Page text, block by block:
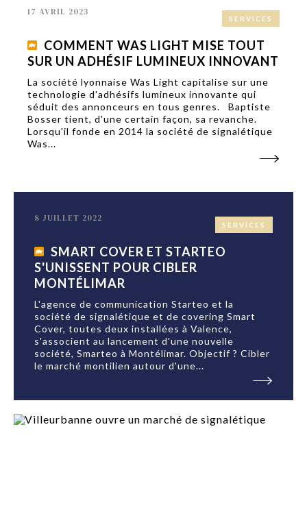
SERVICES
17 AVRIL 2023
COMMENT WAS LIGHT MISE TOUT
SUR UN ADHÉSIF LUMINEUX INNOVANT
La société lyonnaise Was Light capitalise sur une
technologie d'adhésifs lumineux innovante qui
séduit des annonceurs en tous genres. Baptiste
Bosser tient, d'une certain façon, sa revanche.
Lorsqu'il fonde en 2014 la société de signalétique
Was...
SERVICES
8 JUILLET 2022
SMART COVER ET STARTEO
S'UNISSENT POUR CIBLER
MONTÉLIMAR
L'agence de communication Starteo et la
société de signalétique et de covering Smart
Cover, toutes deux installées à Valence,
s'associent au lancement d'une nouvelle
société, Smarteo à Montélimar. Objectif ? Cibler
le marché montilien autour d'une...